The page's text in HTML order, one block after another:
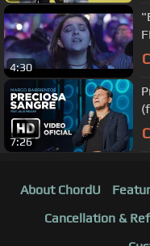
4:30
7:26
About ChordU
Cancellation &